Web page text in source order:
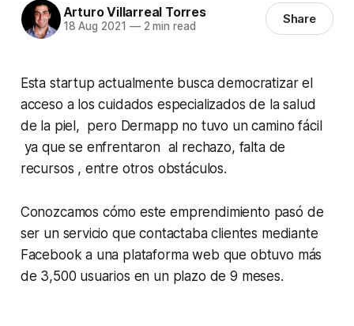
Arturo Villarreal Torres
18 Aug 2021 —2 min read Share
Esta startup actualmente busca democratizar el
acceso a los cuidados especializados de la salud
de la piel, pero Dermapp no tuvo un camino fácil
ya que se enfrentaron al rechazo, falta de
recursos , entre otros obstáculos.
Conozcamos cómo este emprendimiento pasó de
ser un servicio que contactaba clientes mediante
Facebook a una plataforma web que obtuvo más
de 3,500 usuarios en un plazo de 9 meses.